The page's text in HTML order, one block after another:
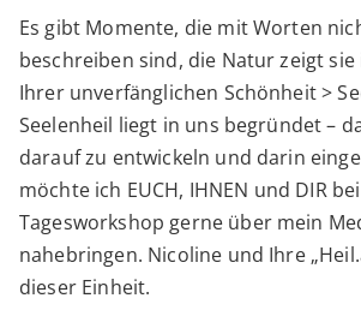
or
not
to
be
>
S.EIN
Es gibt Momente, die mit Worten
beschreiben sind, die Natur zeigt sie
Ihrer unverfänglichen Schönheit >
Seelenheil liegt in uns begründet –
darauf zu entwickeln und darin
möchte ich EUCH, IHNEN und DIR
Tagesworkshop gerne über mein
nahebringen. Nicoline und Ihre
dieser Einheit.